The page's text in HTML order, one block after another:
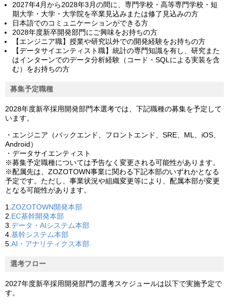
2027年4月から2028年3月の間に、専門学校・高等専門学校・短
期大学・大学・大学院を卒業見込みまたは修了見込みの方
日本語でのコミュニケーションができる方
2028年度新卒開発部門にご興味をお持ちの方
【エンジニア職】授業や研究以外での開発経験をお持ちの方
【データサイエンティスト職】統計の専門知識を有し、研究また
はインターンでのデータ分析経験（コード・SQLによる実装を含
む）をお持ちの方
募集予定職種
2028年度新卒採用開発部門本選考では、下記職種の募集を予定して
います。
・エンジニア（バックエンド、フロントエンド、SRE、ML、iOS、
Android）
・データサイエンティスト
※募集予定職種については予告なく変更される可能性があります。
※配属先は、ZOZOTOWN事業に関わる下記本部のいずれかとなる
予定です。ただし、事業状況や組織変更等により、配属本部が変更
となる可能性があります。
1.ZOZOTOWN開発本部
2.EC基幹開発本部
3.データ・AIシステム本部
4.基幹システム本部
5.AI・アナリティクス本部
選考フロー
2027年度新卒採用開発部門の選考スケジュールは以下で実施予定で
す。